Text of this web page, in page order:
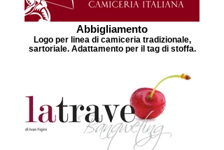
Abbigliamento
Logo per linea di camiceria tradizionale,
sartoriale. Adattamento per il tag di stoffa.